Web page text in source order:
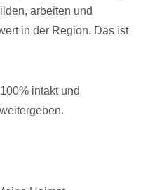
arbeiten und
in der Region. Das ist
intakt und